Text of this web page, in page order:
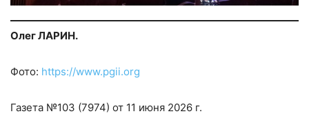
Олег ЛАРИН.
Фото: https://www.pgii.org
Газета №103 (7974) от 11 июня 2026 г.